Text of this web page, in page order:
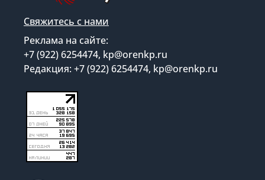
Свяжитесь с нами
Реклама на сайте:
+7 (922) 6254474, kp@orenkp.ru
Редакция: +7 (922) 6254474, kp@orenkp.ru